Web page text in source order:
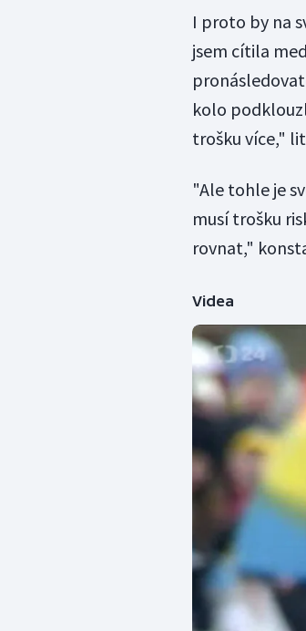
I proto by na
jsem cítila
kolo
trošku více,"
"Ale tohle je
musí trošku
rovnat,"
Videa